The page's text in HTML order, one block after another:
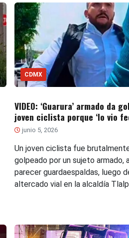
CDMX
VIDEO: ‘Guarura’ armado da
joven ciclista porque ‘lo vio
junio 5, 2026
Un joven ciclista fue
golpeado por un sujeto armado,
parecer guardaespaldas, luego
altercado vial en la alcaldía